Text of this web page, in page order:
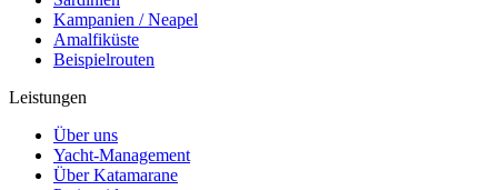
Kampanien / Neapel
Amalfiküste
Beispielrouten
Leistungen
Über uns
Yacht-Management
Über Katamarane